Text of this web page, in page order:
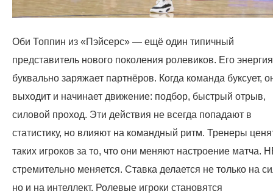
Оби Топпин из «Пэйсерс» — ещё один типичный
представитель нового поколения ролевиков. Его энергия
буквально заряжает партнёров. Когда команда буксует,
выходит и начинает движение: подбор, быстрый отрыв,
силовой проход. Эти действия не всегда попадают в
статистику, но влияют на командный ритм. Тренеры
таких игроков за то, что они меняют настроение матча.
стремительно меняется. Ставка делается не только на
но и на интеллект. Ролевые игроки становятся